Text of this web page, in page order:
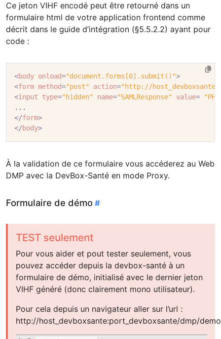
Ce jeton VIHF encodé peut être retourné dans un
formulaire html de votre application frontend comme
décrit dans le guide d’intégration (§5.5.2.2) ayant pour
code :
<body onload="document.forms[0].submit()">
<form method="post" action="http://
<input type="hidden" name="SAMLResponse" value=
</form>
</body>
À la validation de ce formulaire vous accéderez au Web
DMP avec la DevBox-Santé en mode Proxy.
Formulaire de démo
TEST seulement
Pour vous aider et pout tester seulement, vous
pouvez accéder depuis la devbox-santé à un
formulaire de démo, initialisé avec le dernier jeton
VIHF généré (donc clairement mono utilisateur).
Pour cela depuis un navigateur aller sur l’url :
http://host_devboxsante:port_devboxsante/dmp/